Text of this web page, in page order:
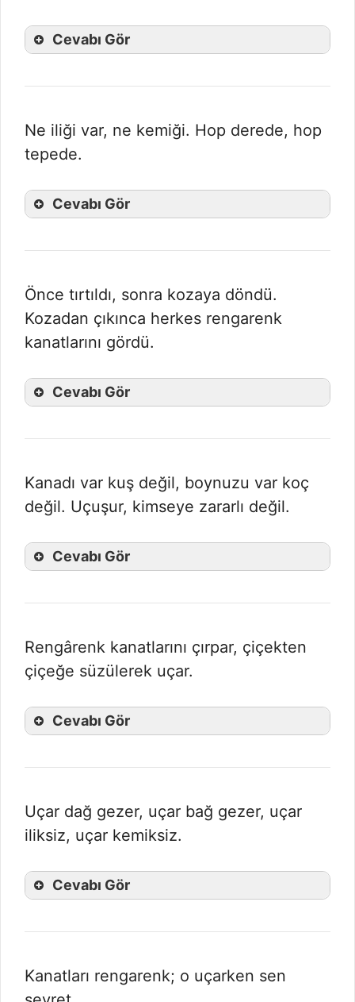
Cevabı Gör
Ne iliği var, ne kemiği. Hop derede, hop
tepede.
Cevabı Gör
Önce tırtıldı, sonra kozaya döndü.
Kozadan çıkınca herkes rengarenk
kanatlarını gördü.
Cevabı Gör
Kanadı var kuş değil, boynuzu var koç
değil. Uçuşur, kimseye zararlı değil.
Cevabı Gör
Rengârenk kanatlarını çırpar, çiçekten
çiçeğe süzülerek uçar.
Cevabı Gör
Uçar dağ gezer, uçar bağ gezer, uçar
iliksiz, uçar kemiksiz.
Cevabı Gör
Kanatları rengarenk; o uçarken sen